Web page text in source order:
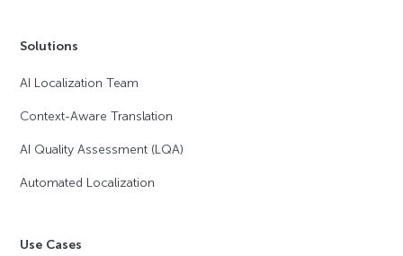
Solutions
AI Localization Team
Context-Aware Translation
AI Quality Assessment (LQA)
Automated Localization
Use Cases